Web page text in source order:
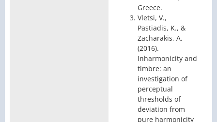
Greece.
Vletsi, V.,
Pastiadis, K., &
Zacharakis, A.
(2016).
Inharmonicity and
timbre: an
investigation of
perceptual
thresholds of
deviation from
pure harmonicity